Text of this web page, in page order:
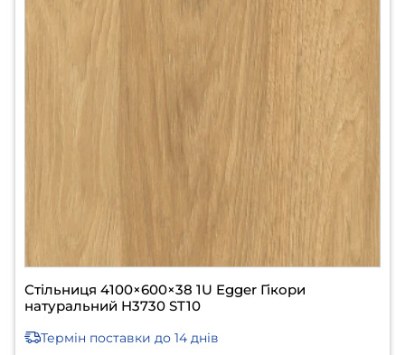
Стільниця 4100×600×38 1U Egger Гікори
натуральний H3730 ST10
Термін поставки до 14 днів